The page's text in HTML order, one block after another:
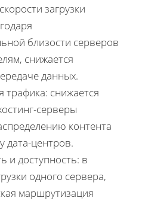
загрузки
близости серверов
снижается
данных.
трафика: снижается
серверы
контента
дата-центров.
и доступность: в
одного сервера,
маршрутизация